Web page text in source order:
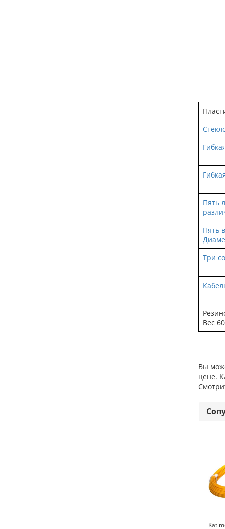
Пять
Пять
Три
Вес
Вы
цене.